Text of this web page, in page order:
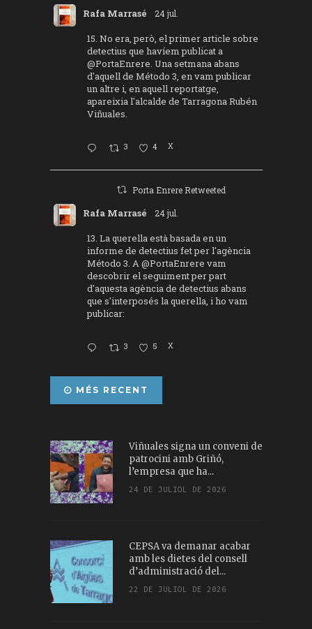
Rafa Marrasé 24 jul.
15. No era, però, el primer article sobre
detectius que havíem publicat a
@PortaEnrere. Una setmana abans
d'aquell de Método 3, en vam publicar
un altre i, en aquell reportatge,
apareixia l'alcalde de Tarragona Rubén
Viñuales.
3 4 X
Porta Enrere Retweeted
Rafa Marrasé 24 jul.
13. La querella està basada en un
informe de detectius fet per l'agència
Método 3. A@PortaEnrere vam
descobrir el seguiment per part
d'aquesta agència de detectius abans
que s'interposés la querella, i ho vam
publicar:
3 5 X
MÉS RECENT
Viñuales signa un conveni de
patrocini amb Griñó,
l’empresa que ha...
24 DE JULIOL DE 2026
CEPSA va demanar acabar
amb les dietes del consell
d’administració del...
22 DE JULIOL DE 2026